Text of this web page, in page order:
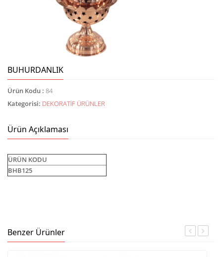
BUHURDANLIK
Ürün Kodu : 84
Kategorisi: DEKORATİF ÜRÜNLER
Ürün Açıklaması
ÜRÜN KODU
BHB125
Benzer Ürünler